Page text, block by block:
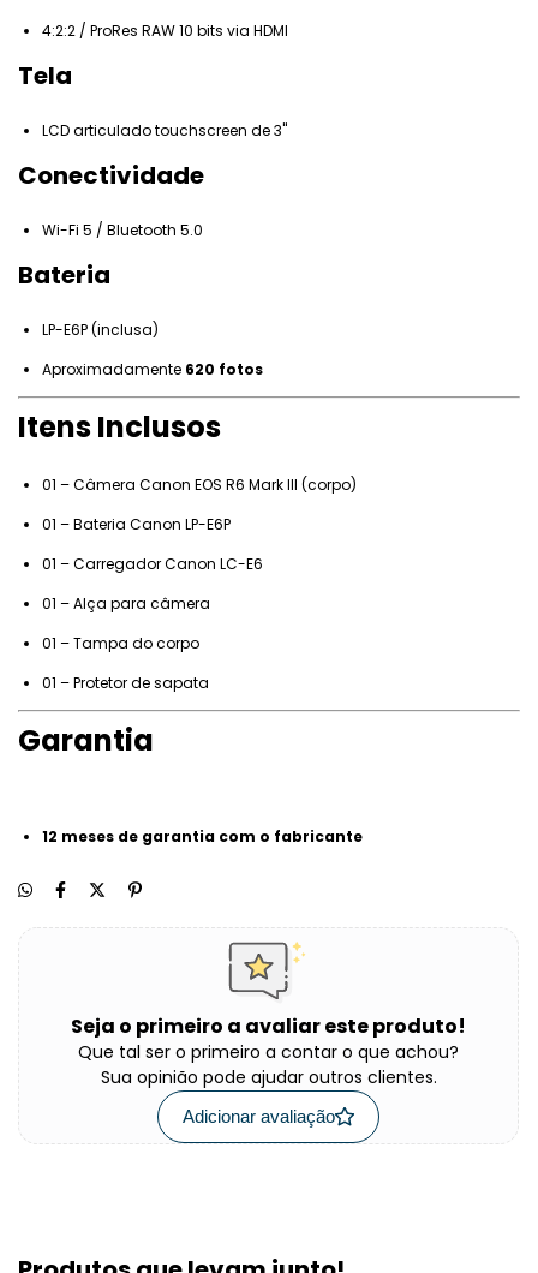
4:2:2 / ProRes RAW 10 bits via HDMI
Tela
LCD articulado touchscreen de 3"
Conectividade
Wi-Fi 5 / Bluetooth 5.0
Bateria
LP-E6P (inclusa)
Aproximadamente 620 fotos
Itens Inclusos
01 – Câmera Canon EOS R6 Mark III (corpo)
01 – Bateria Canon LP-E6P
01 – Carregador Canon LC-E6
01 – Alça para câmera
01 – Tampa do corpo
01 – Protetor de sapata
Garantia
12 meses de garantia com o fabricante
Seja o primeiro a avaliar este produto!
Que tal ser o primeiro a contar o que achou?
Sua opinião pode ajudar outros clientes.
Adicionar avaliação